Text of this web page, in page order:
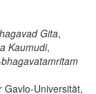
Gita,
Kaumudi,
Gavlo-Universität,